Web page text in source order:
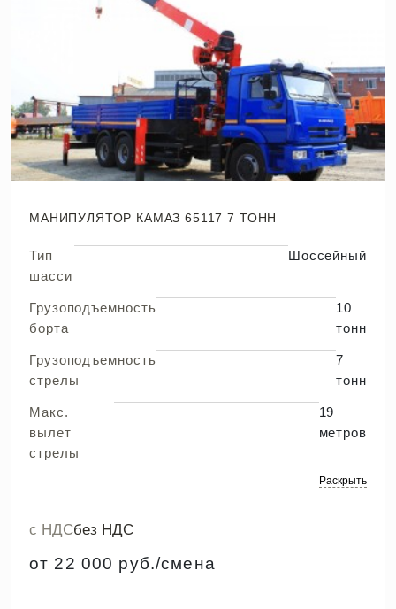
МАНИПУЛЯТОР КАМАЗ 65117 7 ТОНН
Тип
шасси
Шоссейный
Грузоподъемность
борта
10
тонн
Грузоподъемность
стрелы
7
тонн
Макс.
вылет
стрелы
19
метров
Раскрыть
с НДСбез НДС
от 22 000 руб./смена